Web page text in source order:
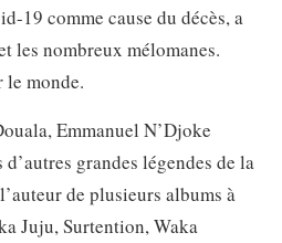
19 comme cause du décès, a
les nombreux mélomanes.
le monde.
Emmanuel N’Djoke
grandes légendes de la
de plusieurs albums à
Juju, Surtention, Waka